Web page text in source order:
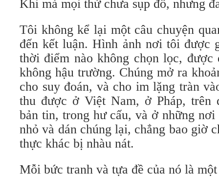
Khi mà mọi thứ chưa sụp đổ, nhưng
Tôi không kể lại một câu chuyện
đến kết luận. Hình ảnh nơi tôi được
thời điểm nào không chọn lọc, được
không hậu trường. Chúng mở ra
cho suy đoán, và cho im lặng tràn
thu được ở Việt Nam, ở Pháp, trên
bản tin, trong hư cấu, và ở những
nhỏ và dán chúng lại, chẳng bao giờ
thực khác bị nhàu nát.
Mỗi bức tranh và tựa đề của nó là